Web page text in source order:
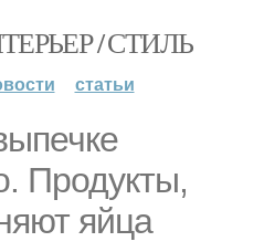
/ СТИЛЬ
статьи
Продукты,
яйца